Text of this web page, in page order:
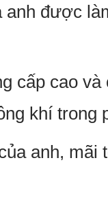
anh được
cấp cao
khí trong
anh,